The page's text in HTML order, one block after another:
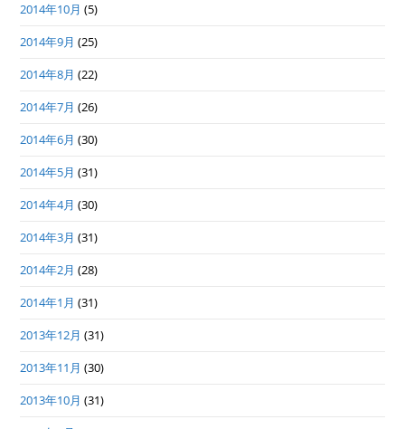
2014年10月 (5)
2014年9月 (25)
2014年8月 (22)
2014年7月 (26)
2014年6月 (30)
2014年5月 (31)
2014年4月 (30)
2014年3月 (31)
2014年2月 (28)
2014年1月 (31)
2013年12月 (31)
2013年11月 (30)
2013年10月 (31)